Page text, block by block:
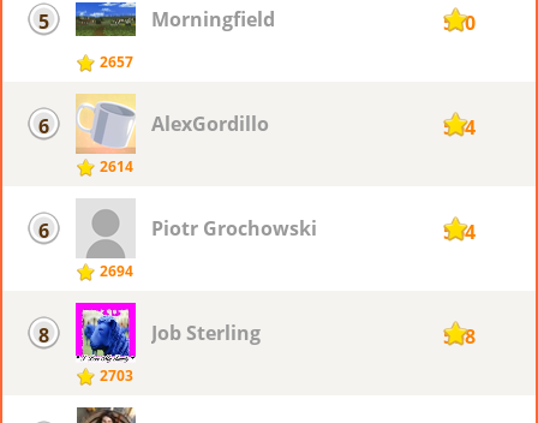
5
2657
Morningfield 570
6
2614
AlexGordillo 564
6
2694
Piotr ​Grochowski 564
8
2703
Job Sterling 558